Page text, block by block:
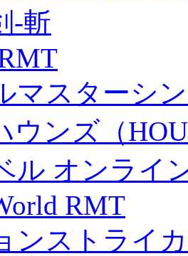
-斬
マスターシ
ウンズ（
ル オンライ
RMT
ンストライ